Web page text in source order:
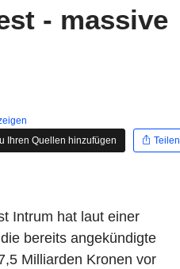
- massive
Ihren Quellen hinzufügen
Teilen
Intrum hat laut einer
bereits angekündigte
Milliarden Kronen vor